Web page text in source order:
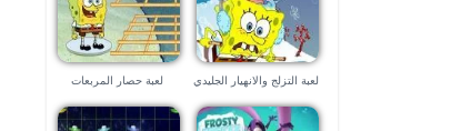
لعبة التزلج والانهيار الجليدي لعبة حصار المربعات